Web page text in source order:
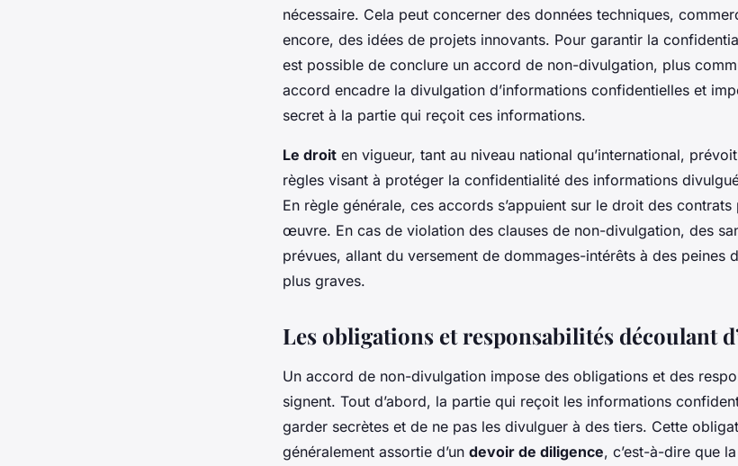
nécessaire. Cela peut concerner des données techniques,
encore, des idées de projets innovants. Pour garantir la
est possible de conclure un accord de non-divulgation, plus
accord encadre la divulgation d’informations confidentielles et
secret à la partie qui reçoit ces informations.
Le droit en vigueur, tant au niveau national qu’international,
règles visant à protéger la confidentialité des informations
En règle générale, ces accords s’appuient sur le droit des
œuvre. En cas de violation des clauses de non-divulgation, des
prévues, allant du versement de dommages-intérêts à des peines
plus graves.
Les obligations et responsabilités découlant
Un accord de non-divulgation impose des obligations et des
signent. Tout d’abord, la partie qui reçoit les informations
garder secrètes et de ne pas les divulguer à des tiers. Cette
généralement assortie d’un devoir de diligence, c’est-à-dire que